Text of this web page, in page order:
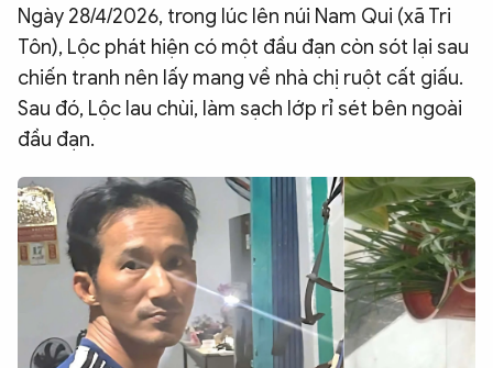
BẠN ĐỌC & CAND
ĐA PHƯƠNG TIỆN
eMagazine
Video Ảnh
Infographic
Chuyên trangAn ninh thế giới
Văn nghệ Công an
Chuyên đề
Ngày 28/4/2026, trong lúc lên núi Nam Qui (xã Tri
Tôn), Lộc phát hiện có một đầu đạn còn sót lại sau
chiến tranh nên lấy mang về nhà chị ruột cất giấu.
Sau đó, Lộc lau chùi, làm sạch lớp rỉ sét bên ngoài
đầu đạn.